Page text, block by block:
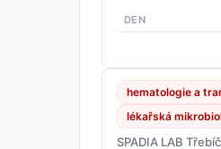
DEN
hematologie a
lékařská
SPADIA LAB